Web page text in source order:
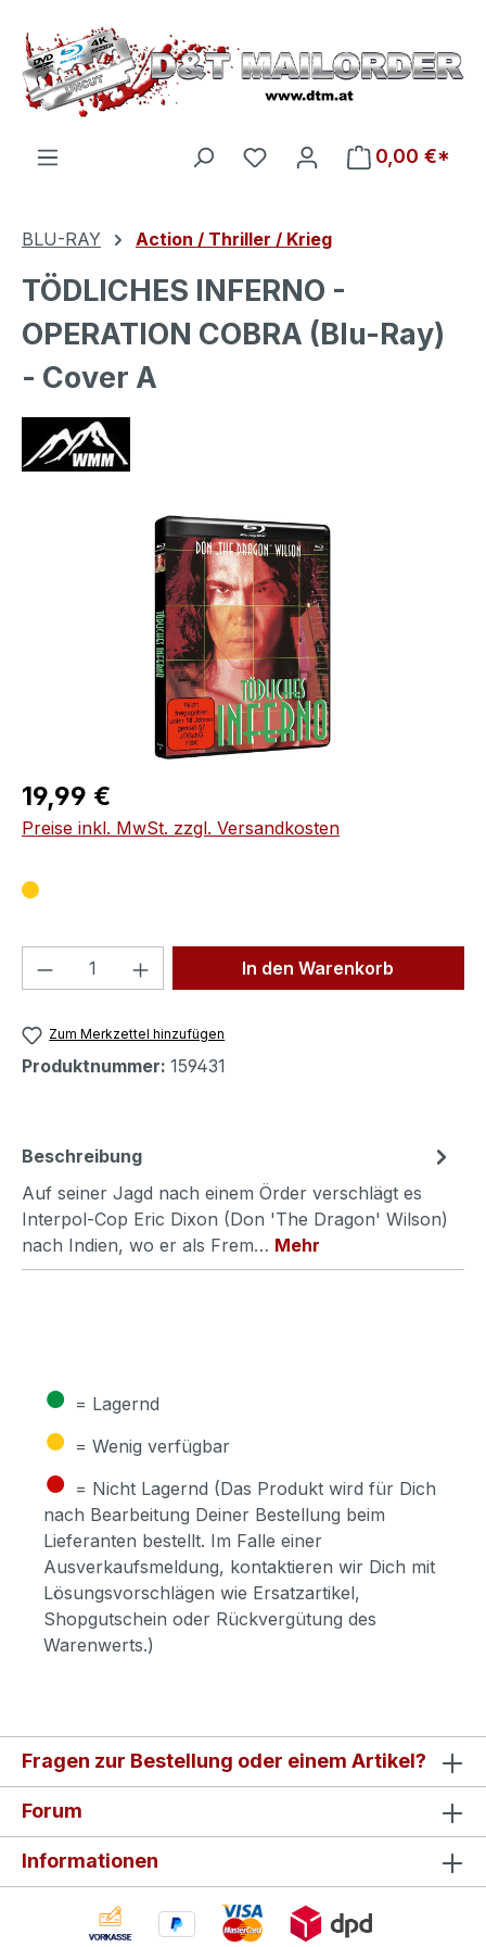
Zum Hauptinhalt springen
Du hast 0 Produkte auf
0,00 €*
BLU-RAY Action / Thriller / Krieg
TÖDLICHES INFERNO -
OPERATION COBRA (Blu-Ray)
- Cover A
Bildergalerie überspringen
Regulärer Preis:
19,99 €
Preise inkl. MwSt. zzgl. Versandkosten
Produkt Anzahl: Gib denIn den Warenkorb
Zum Merkzettel hinzufügen
Produktnummer: 159431
Beschreibung
Auf seiner Jagd nach einem Örder verschlägt es
Interpol-Cop Eric Dixon (Don 'The Dragon' Wilson)
nach Indien, wo er als Frem… Mehr
● = Lagernd
● = Wenig verfügbar
● = Nicht Lagernd (Das Produkt wird für Dich
nach Bearbeitung Deiner Bestellung beim
Lieferanten bestellt. Im Falle einer
Ausverkaufsmeldung, kontaktieren wir Dich mit
Lösungsvorschlägen wie Ersatzartikel,
Shopgutschein oder Rückvergütung des
Warenwerts.)
Fragen zur Bestellung oder einem Artikel?
Forum
Informationen